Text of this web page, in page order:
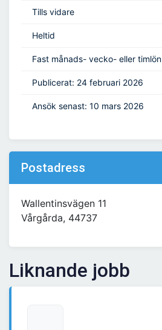
Tills vidare
Heltid
Fast månads- vecko- eller timlön
Publicerat: 24 februari 2026
Ansök senast: 10 mars 2026
Postadress
Wallentinsvägen 11
Vårgårda, 44737
Liknande jobb